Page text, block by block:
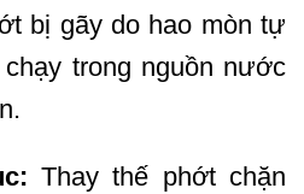
bị gãy do hao mòn tự
trong nguồn nước
Thay thế phớt chặn